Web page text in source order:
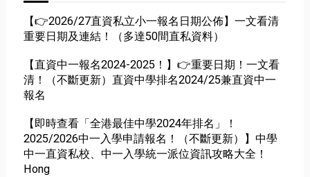
【👉2026/27直資私立小一報名日期公佈】一文看清
重要日期及連結！（多達50間直私資料）
【直資中一報名2024-2025！】👉重要日期！一文看
清！（不斷更新）直資中學排名2024/25兼直資中一
報名
【即時查看「全港最佳中學2024年排名」！
2025/2026中一入學申請報名！（不斷更新）】中學
中一直資私校、中一入學統一派位資訊攻略大全！
Hong